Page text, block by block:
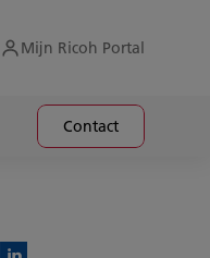
Mijn Ricoh Portal
Contact